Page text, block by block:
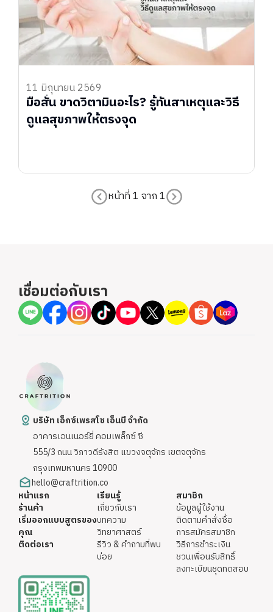
11 มิถุนายน 2569
มือสั่น ขาดวิตามินอะไร? รู้ทันสาเหตุและวิธี
ดูแลสุขภาพให้ตรงจุด
หน้าที่1 จาก1
เชื่อมต่อกับเรา
บริษัท เอ็กซ์เพรสโซ เอ็นบี จำกัด
อาคารเอนเนอร์ยี่ คอมเพล็กซ์ ซี
555/3 ถนน วิภาวดีรังสิต แขวงจตุจักร เขตจตุจักร
กรุงเทพมหานคร 10900
hello@craftrition.co
หน้าแรก
ร้านค้า
เริ่มออกแบบสูตรของ
คุณ
ติดต่อเรา
เรียนรู้
เกี่ยวกับเรา
บทความ
วิทยาศาสตร์
รีวิว & คำถามที่พบ
บ่อย
สมาชิก
ข้อมูลผู้ใช้งาน
ติดตามคำสั่งซื้อ
การสมัครสมาชิก
วิธีการชำระเงิน
ชวนเพื่อนรับสิทธิ์
ลงทะเบียนชุดทดสอบ